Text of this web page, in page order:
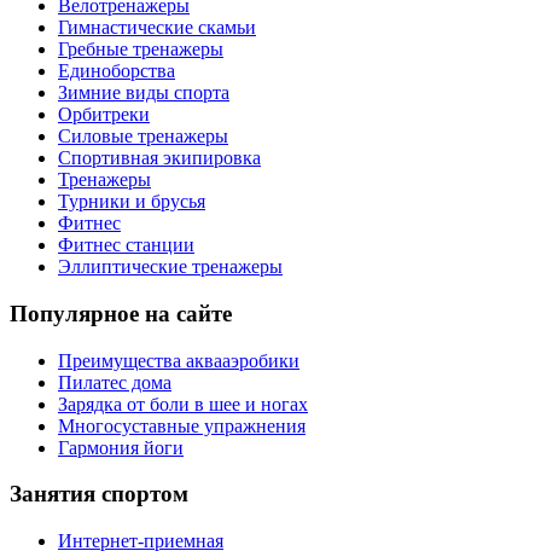
Велотренажеры
Гимнастические скамьи
Гребные тренажеры
Единоборства
Зимние виды спорта
Орбитреки
Силовые тренажеры
Спортивная экипировка
Тренажеры
Турники и брусья
Фитнес
Фитнес станции
Эллиптические тренажеры
Популярное на сайте
Преимущества аквааэробики
Пилатес дома
Зарядка от боли в шее и ногах
Многосуставные упражнения
Гармония йоги
Занятия спортом
Интернет-приемная